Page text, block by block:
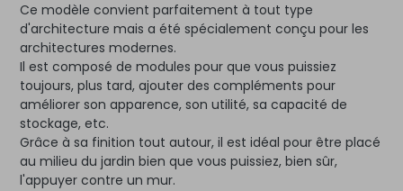
Ce modèle convient parfaitement à tout type
d'architecture mais a été spécialement conçu pour les
architectures modernes.
Il est composé de modules pour que vous puissiez
toujours, plus tard, ajouter des compléments pour
améliorer son apparence, son utilité, sa capacité de
stockage, etc.
Grâce à sa finition tout autour, il est idéal pour être placé
au milieu du jardin bien que vous puissiez, bien sûr,
l'appuyer contre un mur.